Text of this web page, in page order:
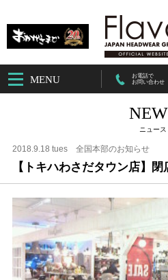
MENU
お電話で
お問い合わせ
ニュース
2018.9.18 tues 全国本部のお知らせ
【トキハわさだタウン店】閉